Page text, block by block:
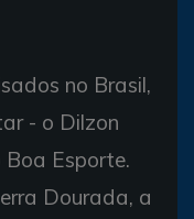
no Brasil,
- o Dilzon
Boa Esporte.
Dourada, a